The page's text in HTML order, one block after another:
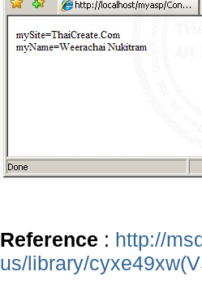
Reference : http://
us/library/